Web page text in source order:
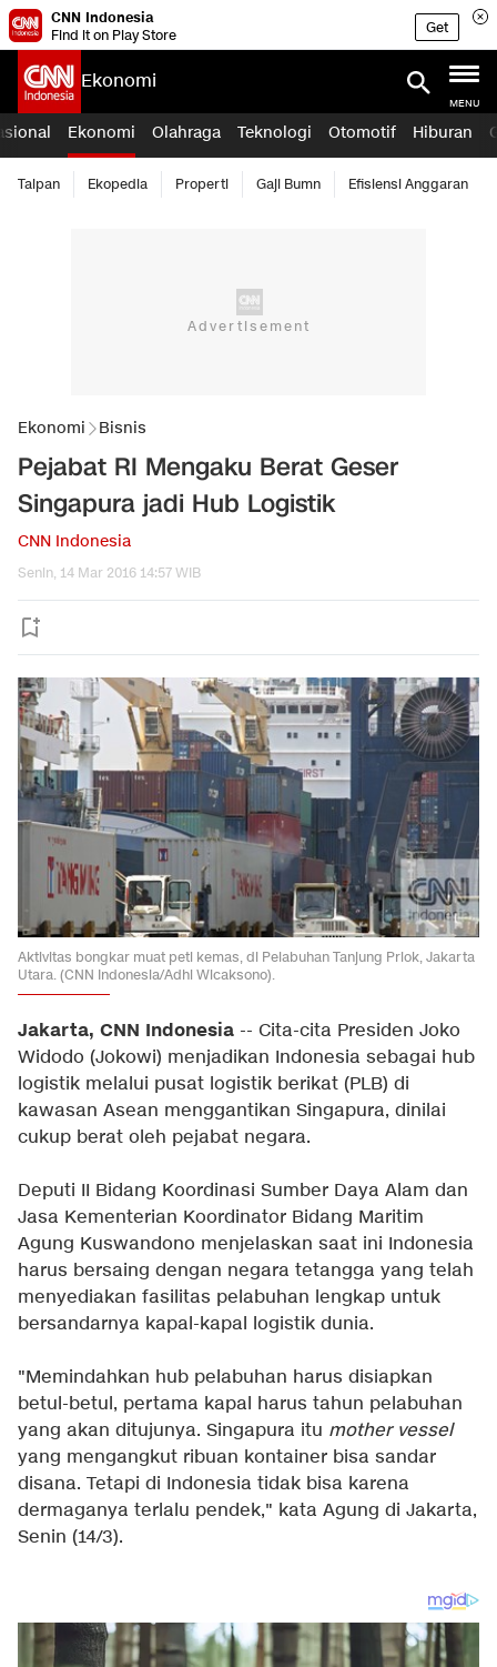
CNN Indonesia
Find it on Play Store
Get
Ekonomi
MENU
Ekonomi Olahraga Teknologi Otomotif Hiburan
Taipan Ekopedia Properti Gaji Bumn Efisiensi Anggaran
Ekonomi Bisnis
Pejabat RI Mengaku Berat Geser
Singapura jadi Hub Logistik
CNN Indonesia
Senin, 14 Mar 2016 14:57 WIB
Aktivitas bongkar muat peti kemas, di Pelabuhan Tanjung Priok, Jakarta
Utara. (CNN Indonesia/Adhi Wicaksono).
Jakarta, CNN Indonesia -- Cita-cita Presiden Joko
Widodo (Jokowi) menjadikan Indonesia sebagai hub
logistik melalui pusat logistik berikat (PLB) di
kawasan Asean menggantikan Singapura, dinilai
cukup berat oleh pejabat negara.
Deputi II Bidang Koordinasi Sumber Daya Alam dan
Jasa Kementerian Koordinator Bidang Maritim
Agung Kuswandono menjelaskan saat ini Indonesia
harus bersaing dengan negara tetangga yang telah
menyediakan fasilitas pelabuhan lengkap untuk
bersandarnya kapal-kapal logistik dunia.
"Memindahkan hub pelabuhan harus disiapkan
betul-betul, pertama kapal harus tahun pelabuhan
yang akan ditujunya. Singapura itu mother vessel
yang mengangkut ribuan kontainer bisa sandar
disana. Tetapi di Indonesia tidak bisa karena
dermaganya terlalu pendek," kata Agung di Jakarta,
Senin (14/3).